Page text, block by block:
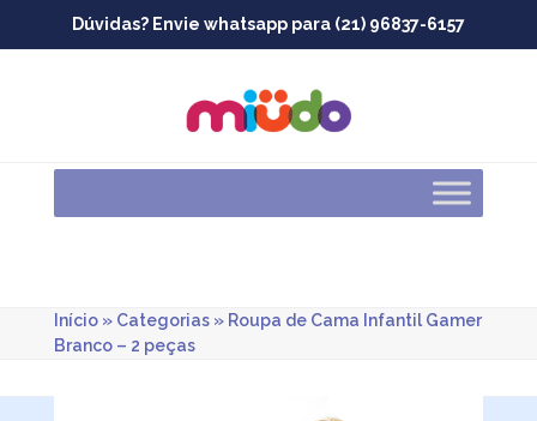
Dúvidas? Envie whatsapp para (21) 96837-6157
Início» Categorias» Roupa de Cama Infantil Gamer
Branco – 2 peças